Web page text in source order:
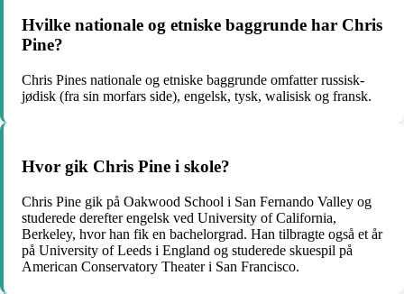
Hvilke nationale og etniske baggrunde har Chris
Pine?
Chris Pines nationale og etniske baggrunde omfatter russisk-
jødisk (fra sin morfars side), engelsk, tysk, walisisk og fransk.
Hvor gik Chris Pine i skole?
Chris Pine gik på Oakwood School i San Fernando Valley og
studerede derefter engelsk ved University of California,
Berkeley, hvor han fik en bachelorgrad. Han tilbragte også et år
på University of Leeds i England og studerede skuespil på
American Conservatory Theater i San Francisco.